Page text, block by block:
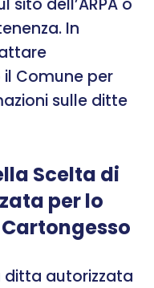
In
il Comune per
sulle ditte
Scelta di
per lo
ditta autorizzata